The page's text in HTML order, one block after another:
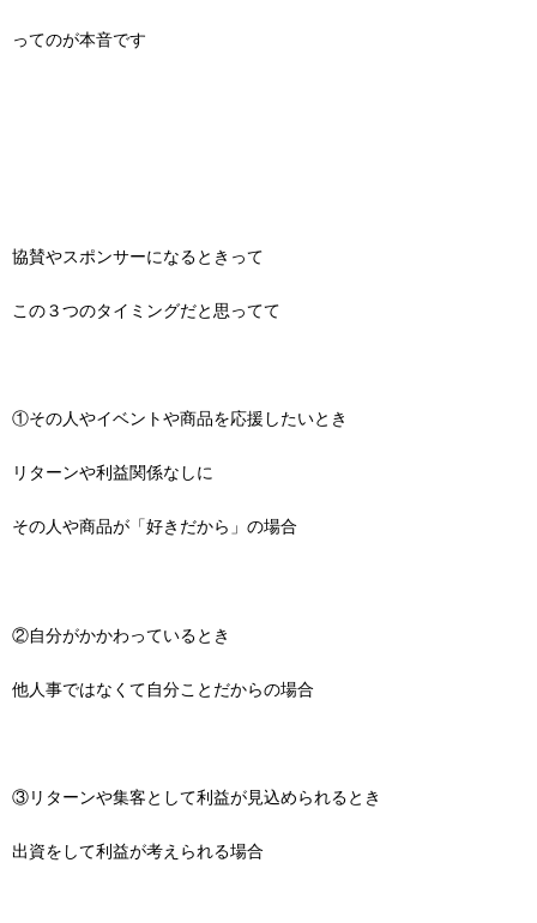
ってのが本音です
協賛やスポンサーになるときって
この３つのタイミングだと思ってて
①その人やイベントや商品を応援したいとき
リターンや利益関係なしに
その人や商品が「好きだから」の場合
②自分がかかわっているとき
他人事ではなくて自分ことだからの場合
③リターンや集客として利益が見込められるとき
出資をして利益が考えられる場合